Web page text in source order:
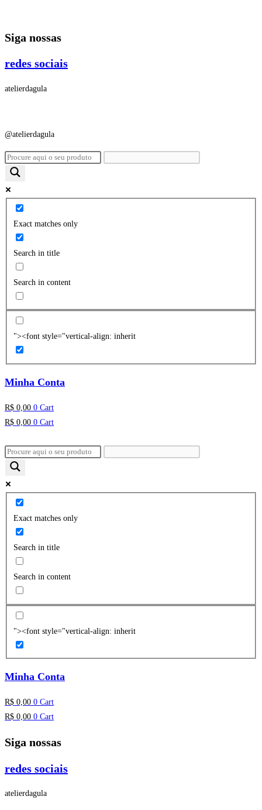
o
Siga nossas
redes sociais
atelierdagula
@atelierdagula
Exact matches only
Search in title
Search in content
"><font style="vertical-align: inherit
Minha Conta
R$ 0,00 0 Cart
R$ 0,00 0 Cart
Exact matches only
Search in title
Search in content
"><font style="vertical-align: inherit
Minha Conta
R$ 0,00 0 Cart
R$ 0,00 0 Cart
Siga nossas
redes sociais
atelierdagula